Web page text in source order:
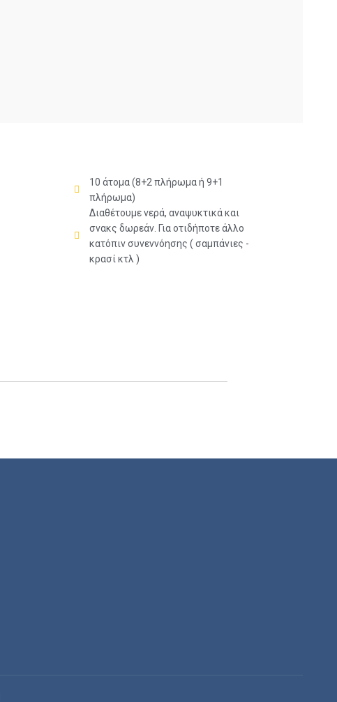
10 άτομα (8+2 πλήρωμα ή 9+1
πλήρωμα)
Διαθέτουμε νερά, αναψυκτικά και
σνακς δωρεάν. Για οτιδήποτε άλλο
κατόπιν συνεννόησης ( σαμπάνιες -
κρασί κτλ )